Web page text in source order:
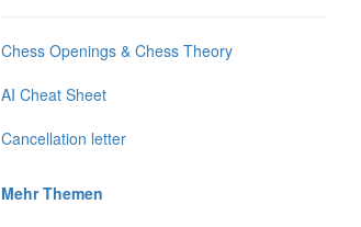
Chess Openings & Chess Theory
AI Cheat Sheet
Cancellation letter
Mehr Themen